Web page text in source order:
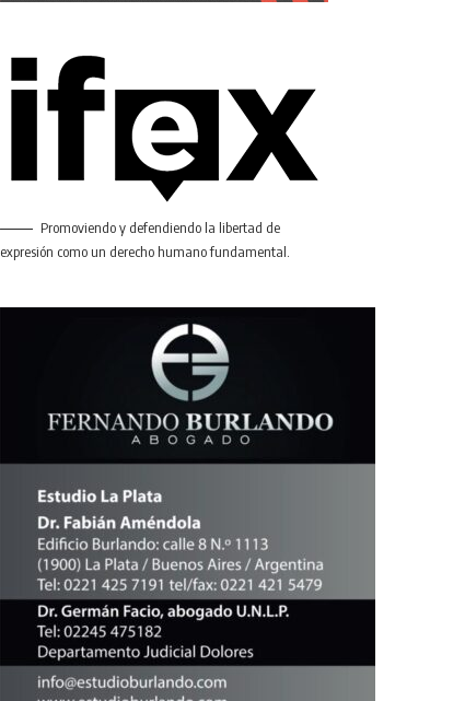
Promoviendo y defendiendo la libertad de
expresión como un derecho humano fundamental.